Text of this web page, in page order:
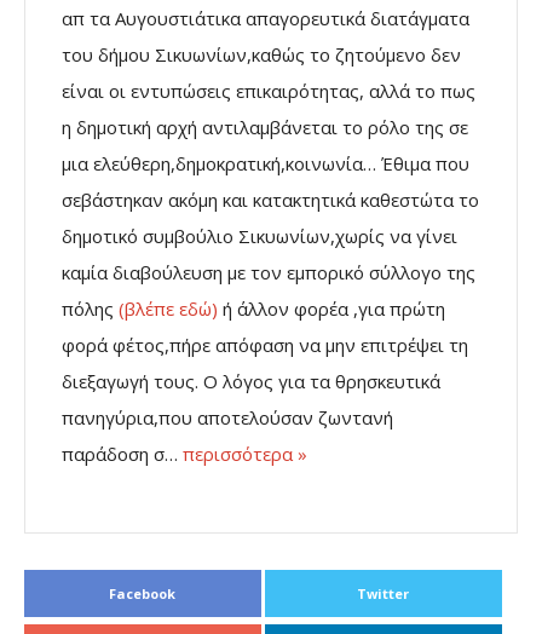
απ τα Αυγουστιάτικα απαγορευτικά διατάγματα
του δήμου Σικυωνίων,καθώς το ζητούμενο δεν
είναι οι εντυπώσεις επικαιρότητας, αλλά το πως
η δημοτική αρχή αντιλαμβάνεται το ρόλο της σε
μια ελεύθερη,δημοκρατική,κοινωνία… Έθιμα που
σεβάστηκαν ακόμη και κατακτητικά καθεστώτα το
δημοτικό συμβούλιο Σικυωνίων,χωρίς να γίνει
καμία διαβούλευση με τον εμπορικό σύλλογο της
πόλης (βλέπε εδώ) ή άλλον φορέα ,για πρώτη
φορά φέτος,πήρε απόφαση να μην επιτρέψει τη
διεξαγωγή τους. Ο λόγος για τα θρησκευτικά
πανηγύρια,που αποτελούσαν ζωντανή
παράδοση σ… περισσότερα »
Facebook Twitter